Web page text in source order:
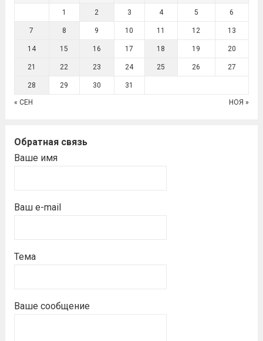
1 2 3 4 5 6
7 8 9 10 11 12 13
14 15 16 17 18 19 20
21 22 23 24 25 26 27
28 29 30 31
« СЕН НОЯ »
Обратная связь
Ваше имя
Ваш e-mail
Тема
Ваше сообщение